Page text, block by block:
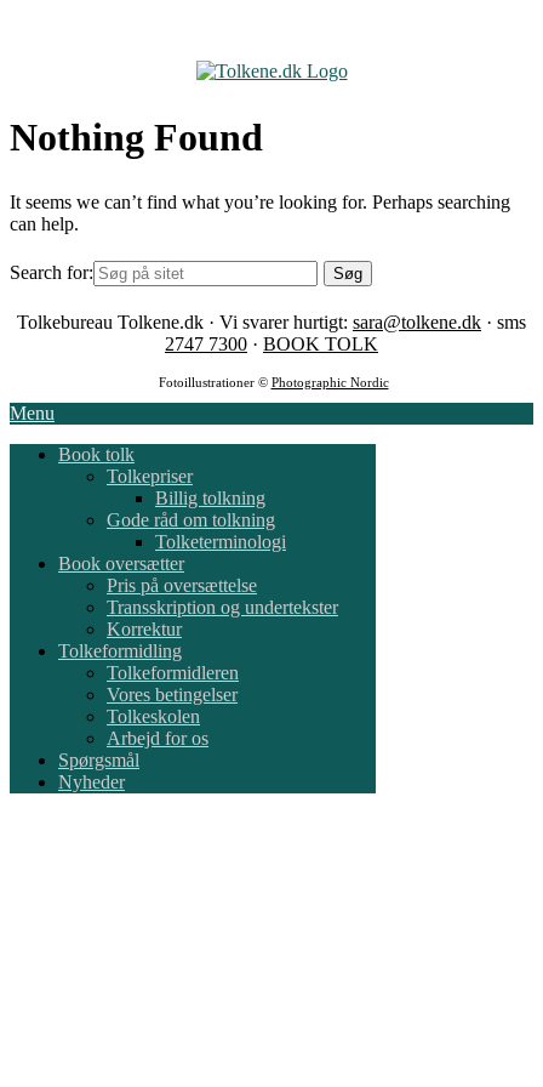
Nothing Found
It seems we can’t find what you’re looking for. Perhaps searching
can help.
Search for:
Tolkebureau Tolkene.dk · Vi svarer hurtigt: sara@tolkene.dk · sms
2747 7300 · BOOK TOLK
Fotoillustrationer © Photographic Nordic
Menu
Book tolk
Tolkepriser
Billig tolkning
Gode råd om tolkning
Tolketerminologi
Book oversætter
Pris på oversættelse
Transskription og undertekster
Korrektur
Tolkeformidling
Tolkeformidleren
Vores betingelser
Tolkeskolen
Arbejd for os
Spørgsmål
Nyheder